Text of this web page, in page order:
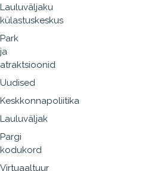
Lauluväljaku
külastuskeskus
Park
ja
atraktsioonid
Uudised
Keskkonnapoliitika
Lauluväljak
Pargi
kodukord
Virtuaaltuur